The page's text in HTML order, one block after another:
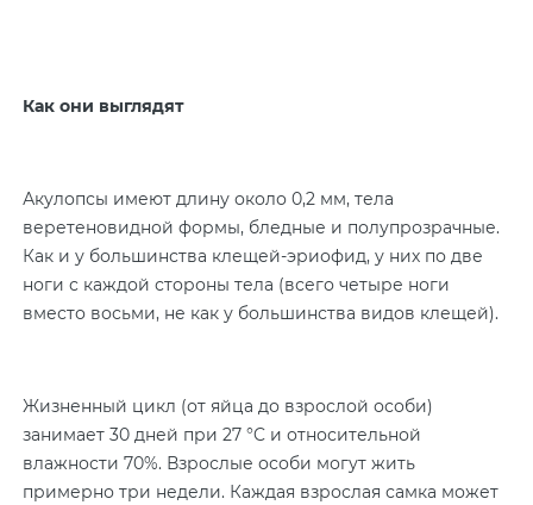
Как они выглядят
Акулопсы имеют длину около 0,2 мм, тела
веретеновидной формы, бледные и полупрозрачные.
Как и у большинства клещей-эриофид, у них по две
ноги с каждой стороны тела (всего четыре ноги
вместо восьми, не как у большинства видов клещей).
Жизненный цикл (от яйца до взрослой особи)
занимает 30 дней при 27 °C и относительной
влажности 70%. Взрослые особи могут жить
примерно три недели. Каждая взрослая самка может